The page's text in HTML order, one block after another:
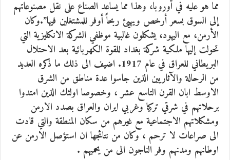
مما هو عليه في أوروبا، وهذا مما يساعد الصناع على نقل مصنوعاتهم
إلى السوق بسعر أرخص ويهيئ ربحاً أوفر للمشتغلين فيها”.وكان
الأرمن، مع اليهود، يشكلون غالبية موظفي الشركة الانكليزية التي
تحولت إليها ملكية شركة بغداد للقوة الكهربائية بعد الاحتلال
البريطاني للعراق في عام 1917. اضيف الى ذلك ما ذكره العديد
من الرحالة والآثاريين الذين جاسوا عدة مناطق من الشرق
الاوسط ابان القرن التاسع عشر ، وخصوصا اولئك الذين امتدوا
برحلاتهم في شرقي تركيا وغربي ايران والعراق بصدد الارمن
ومشكلاتهم الاجتماعية مع غيرهم من سكان المنطقة والتي قادت
الى صراعات لا ترحم ، وكان من نتائجها ان استؤصل الارمن عن
اوطانهم ومدنهم وفر الناجون الى من يحميهم .